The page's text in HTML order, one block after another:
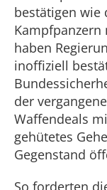
bestätigen wie
Kampfpanzern
haben
inoffiziell
der
Waffendeals
gehütetes
Gegenstand
So forderten